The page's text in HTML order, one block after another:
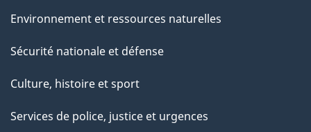
Environnement et ressources naturelles
Sécurité nationale et défense
Culture, histoire et sport
Services de police, justice et urgences